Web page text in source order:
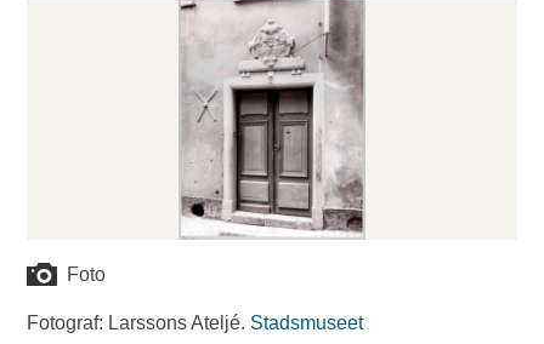
Foto
Fotograf: Larssons Ateljé. Stadsmuseet